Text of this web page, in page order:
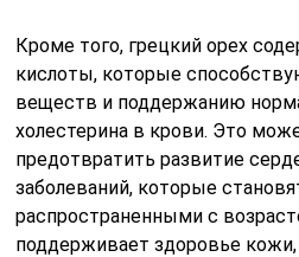
Кроме того, грецкий орех
кислоты, которые
веществ и поддержанию
холестерина в крови. Это
предотвратить развитие
заболеваний, которые
распространенными с
поддерживает здоровье